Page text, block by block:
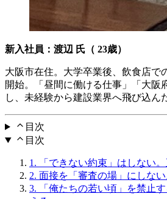
新入社員：渡辺 氏（ 23歳）
大阪市在住。大学卒業後、飲食店で
開始。「昼間に働ける仕事」「大阪
し、未経験から建設業界へ飛び込ん
目次
目次
1. 「できない約束」はしない
2. 面接を「審査の場」にしな
3. 「俺たちの若い頃」を禁止